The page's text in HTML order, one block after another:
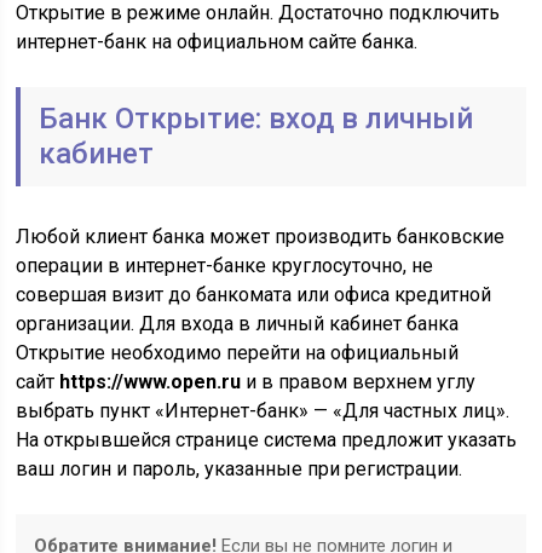
Открытие в режиме онлайн. Достаточно подключить
интернет-банк на официальном сайте банка.
Банк Открытие: вход в личный
кабинет
Любой клиент банка может производить банковские
операции в интернет-банке круглосуточно, не
совершая визит до банкомата или офиса кредитной
организации. Для входа в личный кабинет банка
Открытие необходимо перейти на официальный
сайт https://www.open.ru и в правом верхнем углу
выбрать пункт «Интернет-банк» — «Для частных лиц».
На открывшейся странице система предложит указать
ваш логин и пароль, указанные при регистрации.
Обратите внимание! Если вы не помните логин и